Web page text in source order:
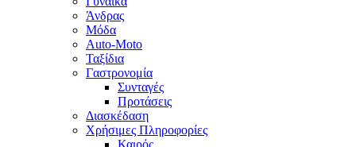
Άνδρας
Μόδα
Auto-Moto
Ταξίδια
Γαστρονομία
Συνταγές
Προτάσεις
Διασκέδαση
Χρήσιμες Πληροφορίες
Καιρός